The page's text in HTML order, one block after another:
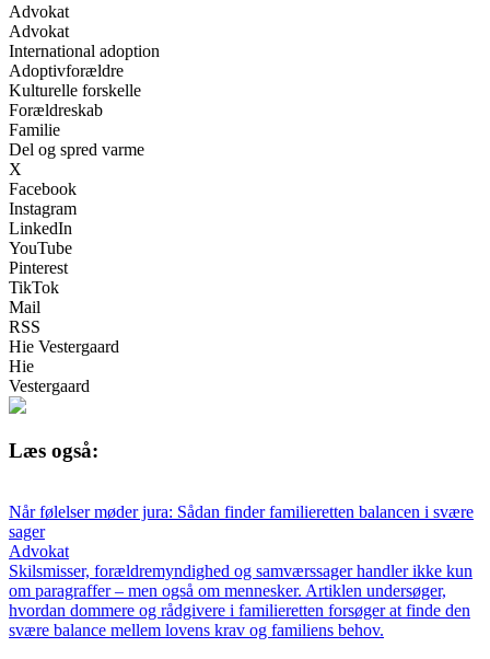
Advokat
Advokat
International adoption
Adoptivforældre
Kulturelle forskelle
Forældreskab
Familie
Del og spred varme
X
Facebook
Instagram
LinkedIn
YouTube
Pinterest
TikTok
Mail
RSS
Hie Vestergaard
Hie
Vestergaard
Læs også:
Når følelser møder jura: Sådan finder familieretten balancen i svære
sager
Advokat
Skilsmisser, forældremyndighed og samværssager handler ikke kun
om paragraffer – men også om mennesker. Artiklen undersøger,
hvordan dommere og rådgivere i familieretten forsøger at finde den
svære balance mellem lovens krav og familiens behov.